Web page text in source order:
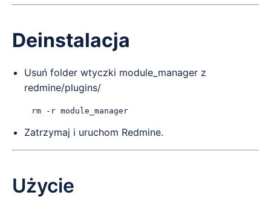
Deinstalacja
Usuń folder wtyczki module_manager z
redmine/plugins/
Zatrzymaj i uruchom Redmine.
Użycie